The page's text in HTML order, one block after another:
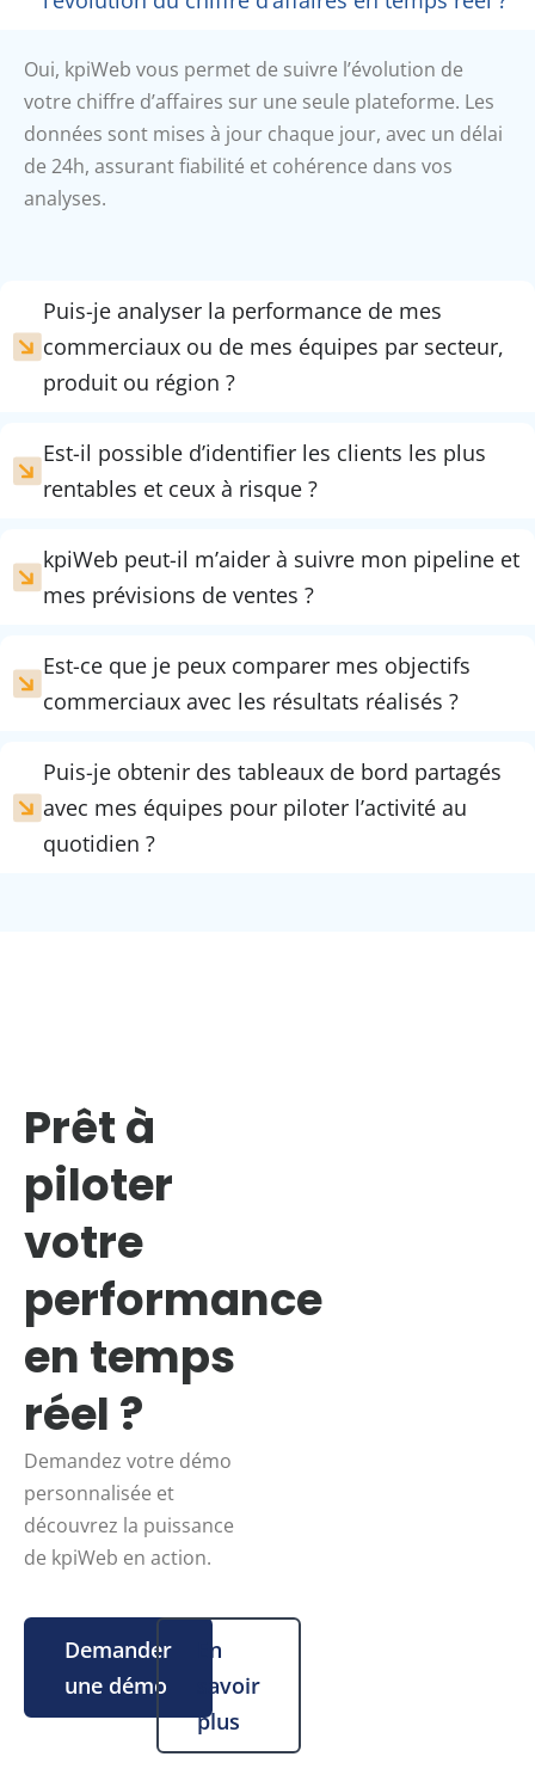
Oui, kpiWeb vous permet de suivre l’évolution de
votre chiffre d’affaires sur une seule plateforme. Les
données sont mises à jour chaque jour, avec un délai
de 24h, assurant fiabilité et cohérence dans vos
analyses.
Puis-je analyser la performance de mes
commerciaux ou de mes équipes par secteur,
produit ou région ?
Est-il possible d’identifier les clients les plus
rentables et ceux à risque ?
kpiWeb peut-il m’aider à suivre mon pipeline et
mes prévisions de ventes ?
Est-ce que je peux comparer mes objectifs
commerciaux avec les résultats réalisés ?
Puis-je obtenir des tableaux de bord partagés
avec mes équipes pour piloter l’activité au
quotidien ?
Prêt à
piloter
votre
performance
en temps
réel ?
Demandez votre démo
personnalisée et
découvrez la puissance
de kpiWeb en action.
Demander
une démo
En
savoir
plus